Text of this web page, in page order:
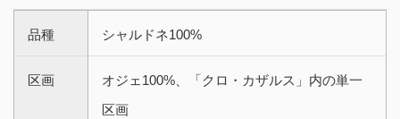
品種 シャルドネ100%
区画
オジェ100%、「クロ・カザルス」内の単一
区画